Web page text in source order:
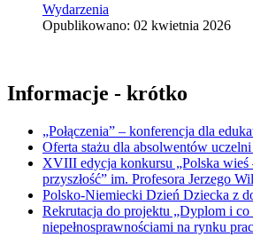
Wydarzenia
Opublikowano: 02 kwietnia 2026
Informacje - krótko
„Połączenia” – konferencja dla
Oferta stażu dla absolwentów
XVIII edycja konkursu „Polska wieś
przyszłość” im. Profesora Jerzego
Polsko-Niemiecki Dzień Dziecka z
Rekrutacja do projektu „Dyplom i
niepełnosprawnościami na rynku